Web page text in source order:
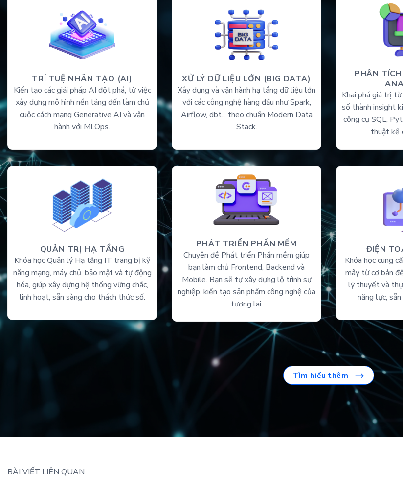
TRÍ TUỆ NHÂN TẠO (AI)
Kiến tạo các giải pháp AI đột phá, từ việc
xây dựng mô hình nền tảng đến làm chủ
cuộc cách mạng Generative AI và vận
hành với MLOps.
XỬ LÝ DỮ LIỆU LỚN (BIG DATA)
Xây dựng và vận hành hạ tầng dữ liệu lớn
với các công nghệ hàng đầu như Spark,
Airflow, dbt... theo chuẩn Modern Data
Stack.
PHÂN
Khai phá giá trị
số thành insight
công cụ SQL,
thuật kể
QUẢN TRỊ HẠ TẦNG
Khóa học Quản lý Hạ tầng IT trang bị kỹ
năng mạng, máy chủ, bảo mật và tự động
hóa, giúp xây dựng hệ thống vững chắc,
linh hoạt, sẵn sàng cho thách thức số.
PHÁT TRIỂN PHẦN MỀM
Chuyên đề Phát triển Phần mềm giúp
bạn làm chủ Frontend, Backend và
Mobile. Bạn sẽ tự xây dựng lộ trình sự
nghiệp, kiến tạo sản phẩm công nghệ của
tương lai.
ĐIỆN
Khóa học cung
mây từ cơ bản
lý thuyết và
năng lực,
Tìm hiểu thêm
BÀI VIẾT LIÊN QUAN